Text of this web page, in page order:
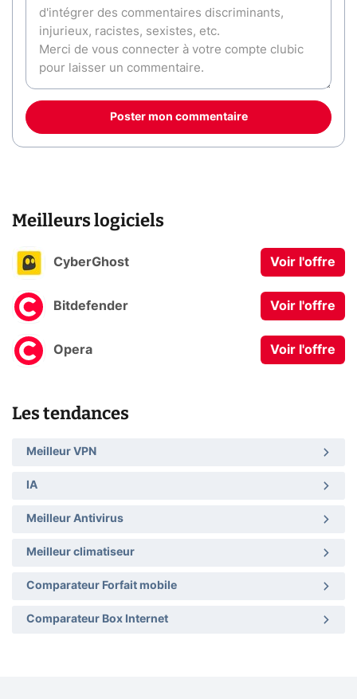
Poster mon commentaire
Meilleurs logiciels
CyberGhost Voir l'offre
Bitdefender Voir l'offre
Opera Voir l'offre
Les tendances
Meilleur VPN
IA
Meilleur Antivirus
Meilleur climatiseur
Comparateur Forfait mobile
Comparateur Box Internet